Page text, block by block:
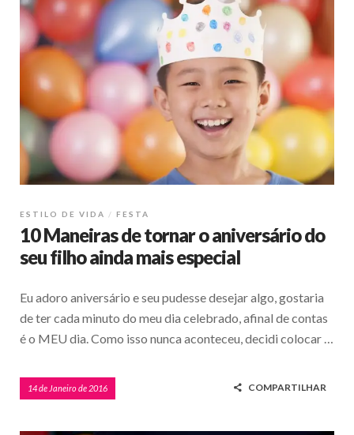
ESTILO DE VIDA FESTA
10 Maneiras de tornar o aniversário do
seu filho ainda mais especial
Eu adoro aniversário e seu pudesse desejar algo, gostaria
de ter cada minuto do meu dia celebrado, afinal de contas
é o MEU dia. Como isso nunca aconteceu, decidi colocar …
14 de Janeiro de 2016 COMPARTILHAR